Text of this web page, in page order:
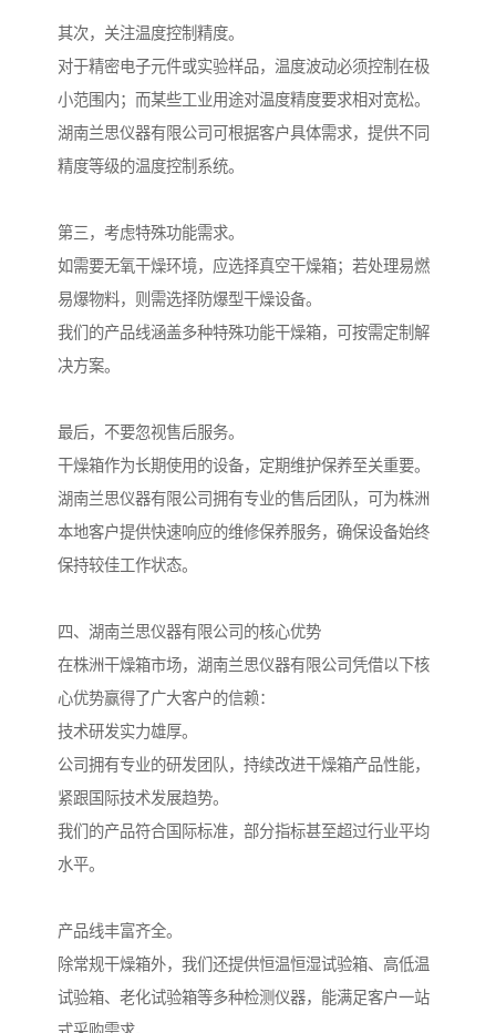
其次，关注温度控制精度。
对于精密电子元件或实验样品，温度波动必须控制在极
小范围内；而某些工业用途对温度精度要求相对宽松。
湖南兰思仪器有限公司可根据客户具体需求，提供不同
精度等级的温度控制系统。
第三，考虑特殊功能需求。
如需要无氧干燥环境，应选择真空干燥箱；若处理易燃
易爆物料，则需选择防爆型干燥设备。
我们的产品线涵盖多种特殊功能干燥箱，可按需定制解
决方案。
最后，不要忽视售后服务。
干燥箱作为长期使用的设备，定期维护保养至关重要。
湖南兰思仪器有限公司拥有专业的售后团队，可为株洲
本地客户提供快速响应的维修保养服务，确保设备始终
保持较佳工作状态。
四、湖南兰思仪器有限公司的核心优势
在株洲干燥箱市场，湖南兰思仪器有限公司凭借以下核
心优势赢得了广大客户的信赖：
技术研发实力雄厚。
公司拥有专业的研发团队，持续改进干燥箱产品性能，
紧跟国际技术发展趋势。
我们的产品符合国际标准，部分指标甚至超过行业平均
水平。
产品线丰富齐全。
除常规干燥箱外，我们还提供恒温恒湿试验箱、高低温
试验箱、老化试验箱等多种检测仪器，能满足客户一站